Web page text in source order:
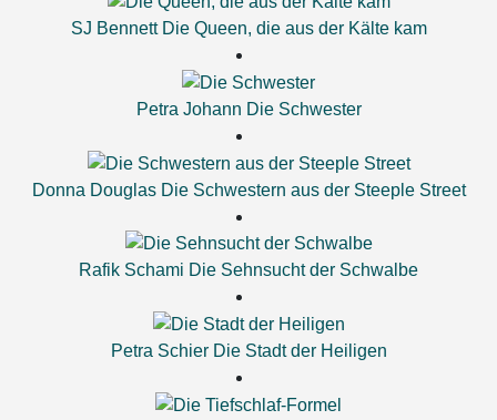
SJ Bennett Die Queen, die aus der Kälte kam
Petra Johann Die Schwester
Donna Douglas Die Schwestern aus der Steeple Street
Rafik Schami Die Sehnsucht der Schwalbe
Petra Schier Die Stadt der Heiligen